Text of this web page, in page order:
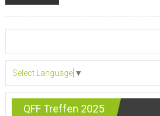
Select Language ▼
QFF Treffen 2025